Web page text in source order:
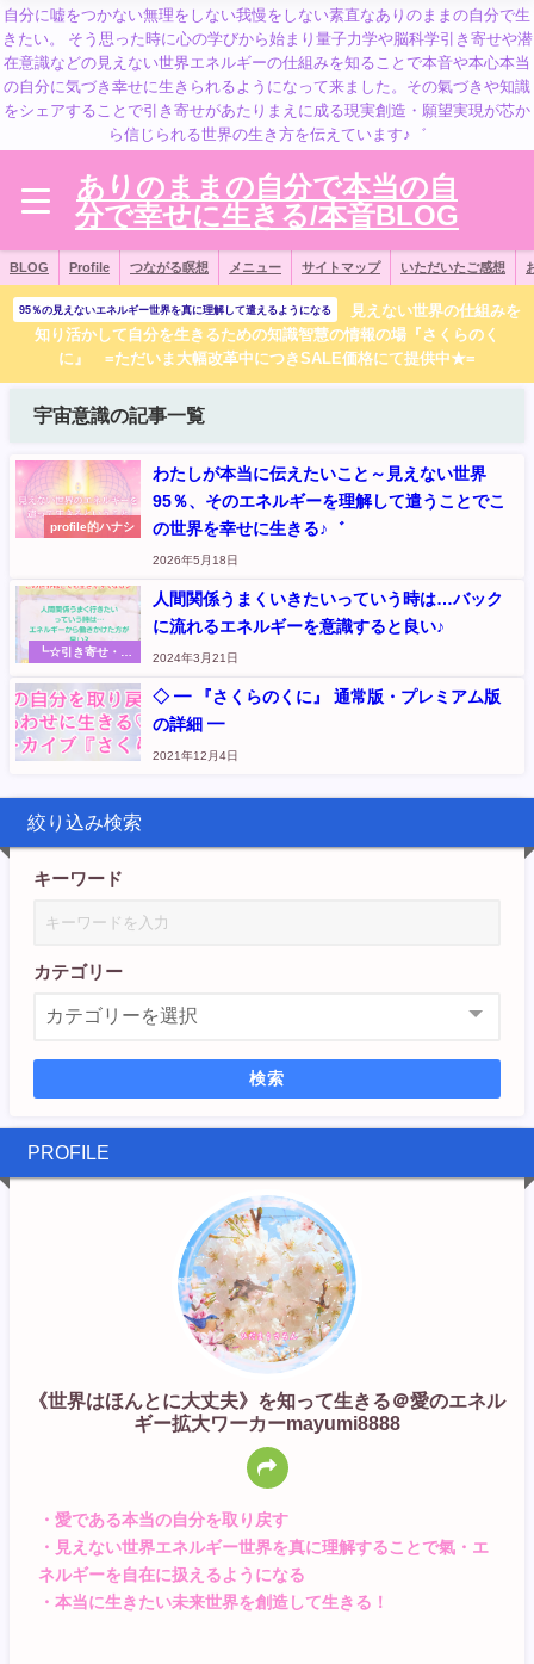
自分に嘘をつかない無理をしない我慢をしない素直なありのままの自分で生
きたい。 そう思った時に心の学びから始まり量子力学や脳科学引き寄せや潜
在意識などの見えない世界エネルギーの仕組みを知ることで本音や本心本当
の自分に気づき幸せに生きられるようになって来ました。その氣づきや知識
をシェアすることで引き寄せがあたりまえに成る現実創造・願望実現が芯か
ら信じられる世界の生き方を伝えています♪゛
ありのままの自分で本当の自
分で幸せに生きる/本音BLOG
BLOG Profile つながる瞑想 メニュー サイトマップ いただいたご感想
95％の見えないエネルギー世界を真に理解して遣えるようになる
見えない世界の仕組みを
知り活かして自分を生きるための知識智慧の情報の場『さくらのく
に』 =ただいま大幅改革中につきSALE価格にて提供中★=
宇宙意識の記事一覧
profile的ハナシ
わたしが本当に伝えたいこと～見えない世界
95％、そのエネルギーを理解して遣うことでこ
の世界を幸せに生きる♪゛
2026年5月18日
┗☆引き寄せ・お
アルな実践体験や
氣づきのシェア
（元『さくらのく
に』記事
人間関係うまくいきたいっていう時は…バック
に流れるエネルギーを意識すると良い♪
2024年3月21日
◇ ━ 『さくらのくに』 通常版・プレミアム版
の詳細 ━
2021年12月4日
絞り込み検索
キーワード
カテゴリー
検索
PROFILE
《世界はほんとに大丈夫》を知って生きる＠愛のエネル
ギー拡大ワーカーmayumi8888
・愛である本当の自分を取り戻す
・見えない世界エネルギー世界を真に理解することで氣・エ
ネルギーを自在に扱えるようになる
・本当に生きたい未来世界を創造して生きる！